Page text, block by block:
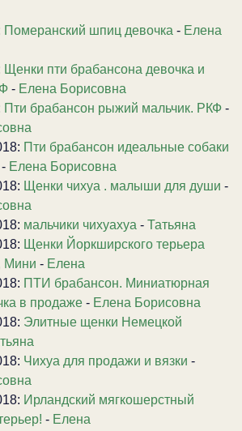
Померанский шпиц девочка - Елена
Щенки пти брабансона девочка и
- Елена Борисовна
Пти брабансон рыжий мальчик. РКФ -
Пти брабансон идеальные собаки
- Елена Борисовна
Щенки чихуа . малыши для души -
мальчики чихуахуа - Татьяна
Щенки Йоркширского терьера
Мини - Елена
ПТИ брабансон. Миниатюрная
в продаже - Елена Борисовна
Элитные щенки Немецкой
Чихуа для продажи и вязки -
Ирландский мягкошерстный
- Елена